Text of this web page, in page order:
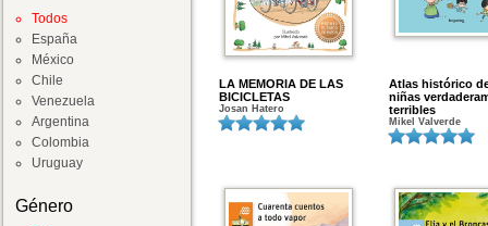
Todos
España
México
Chile
Venezuela
Argentina
Colombia
Uruguay
Género
LA MEMORIA DE LAS
BICICLETAS
Josan Hatero
Atlas histórico
niñas
terribles
Mikel Valverde